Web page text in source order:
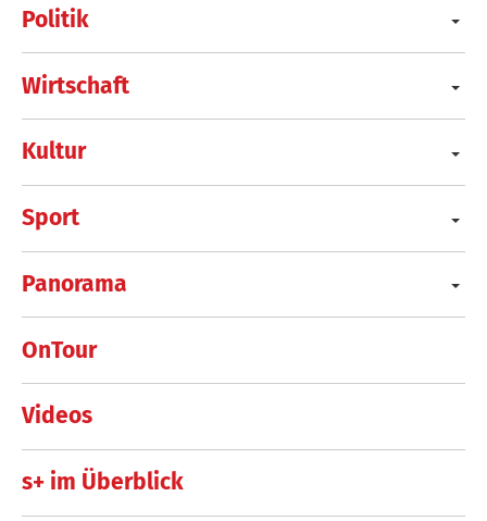
Politik
Wirtschaft
Kultur
Sport
Panorama
OnTour
Videos
s+ im Überblick